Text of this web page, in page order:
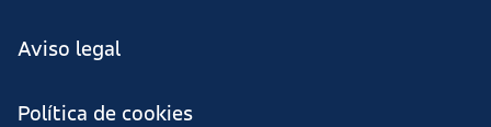
Aviso legal
Política de cookies